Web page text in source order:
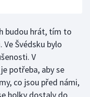
budou hrát, tím to
Švédsku bylo
V
potřeba, aby se
co jsou před námi,